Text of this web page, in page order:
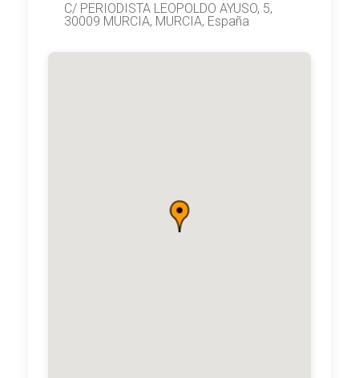
C/ PERIODISTA LEOPOLDO AYUSO, 5,
30009 MURCIA, MURCIA, España